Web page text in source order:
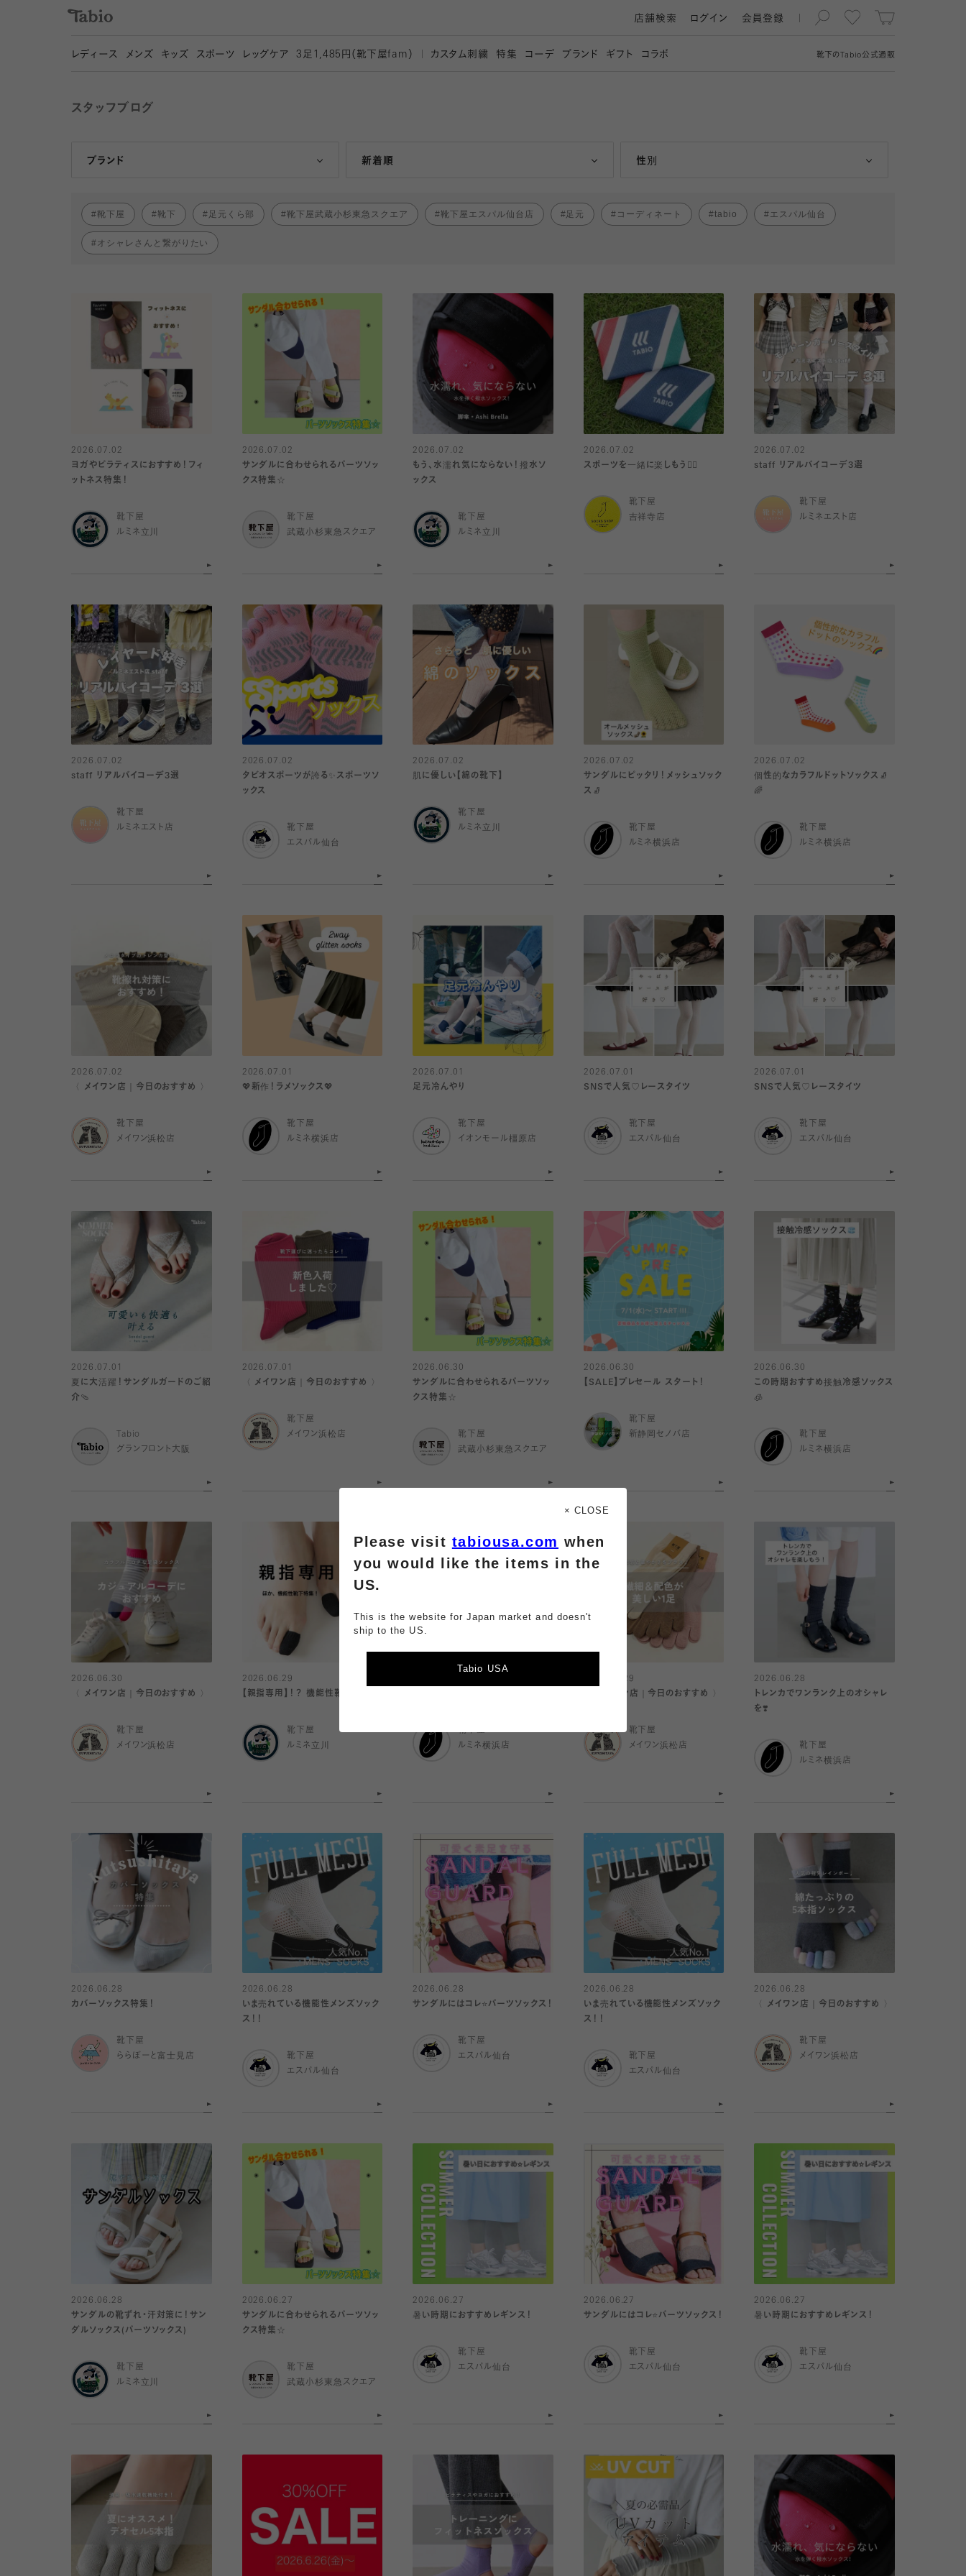
靴下の Tabio公式通販
店舗検索 ログイン 会員登録
レディース メンズ キッズ スポーツ レッグケア 3 足1,485円（靴下屋fam） カスタム刺繍 特集 コーデ ブランド ギフト コラボ
スタッフブログ
ブランド
Tabio 新着順
人気ランキング順 性別
女性
靴下屋 靴下 足元くら部 靴下屋武蔵小杉東急スクエア 靴下屋エスパル仙台店 足元 コーディネート tabio エスパル仙台
オシャレさんと繋がりたい
2026.07.02
ヨガやピラティスにおすすめ！フィ
ットネス特集！
靴下屋
ルミネ立川
2026.07.02
サンダルに合わせられるパーツソッ
クス特集☆
靴下屋
武蔵小杉東急スクエア
2026.07.02
もう、水濡れ気にならない！撥水ソ
ックス
靴下屋
ルミネ立川
2026.07.02
スポーツを一緒に楽しもう🏋️‍♀️
靴下屋
吉祥寺店
2026.07.02
staff リアルバイコーデ3選
靴下屋
ルミネエスト店
2026.07.02
staff リアルバイコーデ3選
靴下屋
ルミネエスト店
2026.07.02
タビオスポーツが誇る✨スポーツソ
ックス
靴下屋
エスパル仙台
2026.07.02
肌に優しい【綿の靴下】
靴下屋
ルミネ立川
2026.07.02
サンダルにピッタリ！メッシュソック
ス🧦
靴下屋
ルミネ横浜店
2026.07.02
個性的なカラフルドットソックス🧦
🌈
靴下屋
ルミネ横浜店
2026.07.02
〈 メイワン店｜今日のおすすめ 〉
靴下屋
メイワン浜松店
2026.07.01
💖新作！ラメソックス💖
靴下屋
ルミネ横浜店
2026.07.01
足元冷んやり
靴下屋
イオンモール橿原店
2026.07.01
SNSで人気♡レースタイツ
靴下屋
エスパル仙台
2026.07.01
SNSで人気♡レースタイツ
靴下屋
エスパル仙台
2026.07.01
夏に大活躍！サンダルガードのご紹
介🩴
Tabio
グランフロント大阪
2026.07.01
〈 メイワン店｜今日のおすすめ 〉
靴下屋
メイワン浜松店
2026.06.30
サンダルに合わせられるパーツソッ
クス特集☆
靴下屋
武蔵小杉東急スクエア
2026.06.30
【SALE】プレセール スタート！
靴下屋
新静岡セノバ店
2026.06.30
この時期おすすめ接触冷感ソックス
🧊
靴下屋
ルミネ横浜店
2026.06.30
〈 メイワン店｜今日のおすすめ 〉
靴下屋
メイワン浜松店
2026.06.29
【親指専用】！？ 機能性靴下特集
靴下屋
ルミネ立川
靴下屋
ルミネ横浜店
2026.06.29
〈 メイワン店｜今日のおすすめ 〉
靴下屋
メイワン浜松店
2026.06.28
トレンカでワンランク上のオシャレ
を❣️
靴下屋
ルミネ横浜店
2026.06.28
カバーソックス特集！
靴下屋
ららぽーと富士見店
2026.06.28
いま売れている機能性メンズソック
ス！！
靴下屋
エスパル仙台
2026.06.28
サンダルにはコレ⭐️パーツソックス！
靴下屋
エスパル仙台
2026.06.28
いま売れている機能性メンズソック
ス！！
靴下屋
エスパル仙台
2026.06.28
〈 メイワン店｜今日のおすすめ 〉
靴下屋
メイワン浜松店
2026.06.28
サンダルの靴ずれ・汗対策に！サン
ダルソックス(パーツソックス)
靴下屋
ルミネ立川
2026.06.27
サンダルに合わせられるパーツソッ
クス特集☆
靴下屋
武蔵小杉東急スクエア
2026.06.27
暑い時期におすすめレギンス！
靴下屋
エスパル仙台
2026.06.27
サンダルにはコレ⭐️パーツソックス！
靴下屋
エスパル仙台
2026.06.27
暑い時期におすすめレギンス！
靴下屋
エスパル仙台
× CLOSE
Please visit tabiousa.com when
you would like the items in the
US.
This is the website for Japan market and doesn't
ship to the US.
Tabio USA